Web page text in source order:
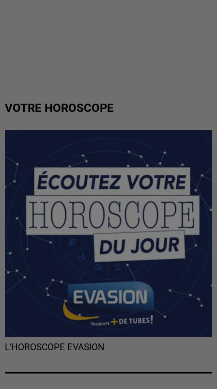
VOTRE HOROSCOPE
L'HOROSCOPE EVASION